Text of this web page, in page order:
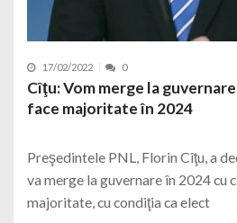
17/02/2022 0
Cîţu: Vom merge la
face majoritate în 2024
Preşedintele PNL, Florin Cîţu, a
va merge la guvernare în 2024 cu
majoritate, cu condiţia ca elect